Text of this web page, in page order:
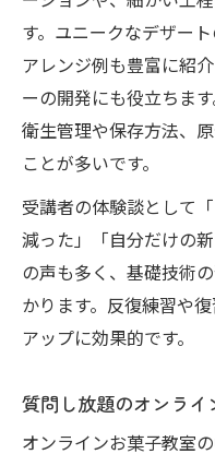
す。ユニークなデザー
アレンジ例も豊富に紹
ーの開発にも役立ちま
衛生管理や保存方法、
ことが多いです。
受講者の体験談として
減った」「自分だけの
の声も多く、基礎技術
かります。反復練習や
アップに効果的です。
質問し放題のオンラ
オンラインお菓子教室